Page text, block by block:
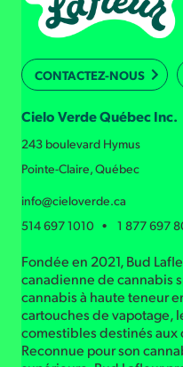
CONTACTEZ-NOUS
Cielo Verde Québec Inc.
243 boulevard Hymus
Pointe-Claire, Québec
info@cieloverde.ca
514 697 1010 • 1 877 697
Fondée en 2021, Bud
canadienne de cannabis
cannabis à haute teneur
cartouches de vapotage,
comestibles destinés
Reconnue pour son